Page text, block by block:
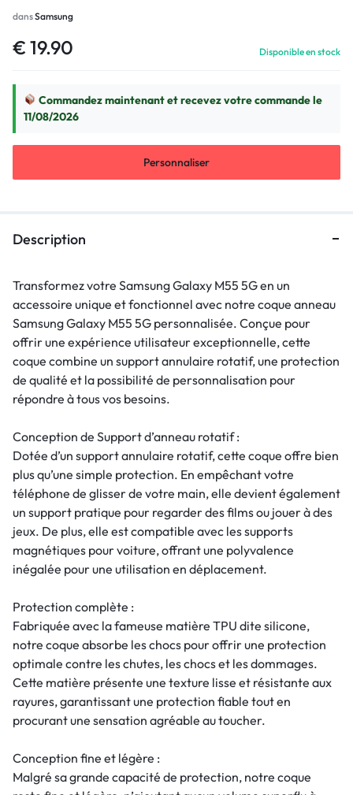
dansSamsung
€ 19.90 Disponible en stock
Commandez maintenant et recevez votre commande le
11/08/2026
Personnaliser
Description
Transformez votre Samsung Galaxy M55 5G en un
accessoire unique et fonctionnel avec notre coque anneau
Samsung Galaxy M55 5G personnalisée. Conçue pour
offrir une expérience utilisateur exceptionnelle, cette
coque combine un support annulaire rotatif, une protection
de qualité et la possibilité de personnalisation pour
répondre à tous vos besoins.
Conception de Support d’anneau rotatif :
Dotée d’un support annulaire rotatif, cette coque offre bien
plus qu’une simple protection. En empêchant votre
téléphone de glisser de votre main, elle devient également
un support pratique pour regarder des films ou jouer à des
jeux. De plus, elle est compatible avec les supports
magnétiques pour voiture, offrant une polyvalence
inégalée pour une utilisation en déplacement.
Protection complète :
Fabriquée avec la fameuse matière TPU dite silicone,
notre coque absorbe les chocs pour offrir une protection
optimale contre les chutes, les chocs et les dommages.
Cette matière présente une texture lisse et résistante aux
rayures, garantissant une protection fiable tout en
procurant une sensation agréable au toucher.
Conception fine et légère :
Malgré sa grande capacité de protection, notre coque